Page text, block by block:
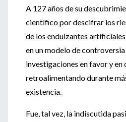
A 127 años de su
científico por descifrar los
de los endulzantes
en un modelo de controversia
investigaciones en favor y en
retroalimentando durante
existencia.
Fue, tal vez, la indiscutida